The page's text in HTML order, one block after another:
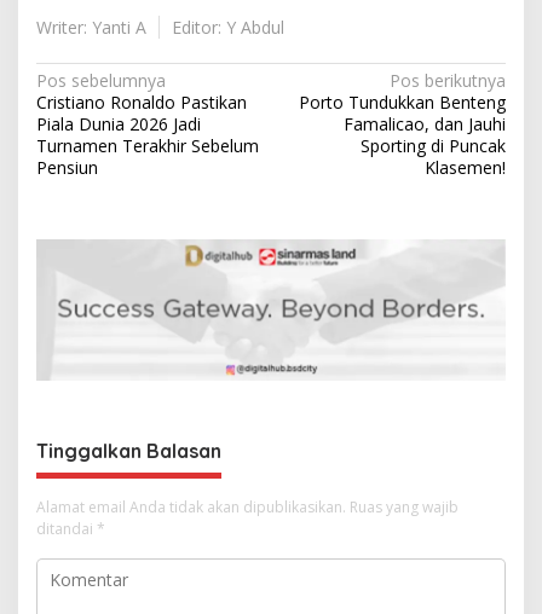
Writer: Yanti A
Editor: Y Abdul
N
a
v
o
Pos sebelumnya
Cristiano Ronaldo Pastikan
Piala Dunia 2026 Jadi
Turnamen Terakhir Sebelum
Pensiun
Pos berikutnya
Porto Tundukkan Benteng
Famalicao, dan Jauhi
Sporting di Puncak
Klasemen!
Tinggalkan Balasan
Alamat email Anda tidak akan dipublikasikan. Ruas yang wajib
ditandai *